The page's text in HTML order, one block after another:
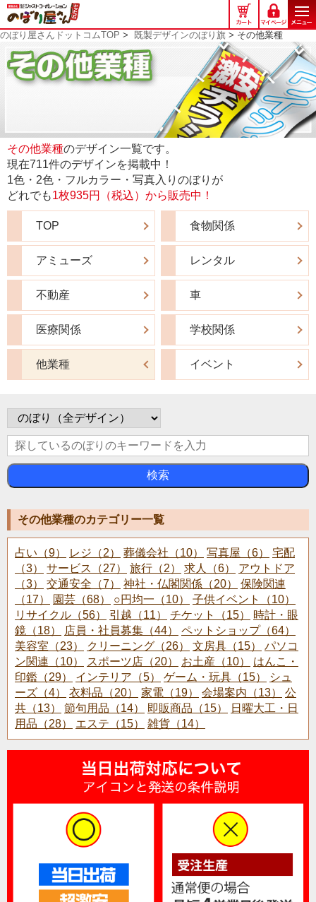
の
ぼ
り
屋
さ
ト
コ
ム
のぼり屋さんドットコムTOP > 既製デザインのぼり旗 > その他業種
その他業種のデザイン一覧です。
現在711件のデザインを掲載中！
1色・2色・フルカラー・写真入りのぼりが
どれでも1枚935円（税込）から販売中！
TOP
アミューズ
不動産
医療関係
他業種
食物関係
レンタル
車
学校関係
イベント
検索
その他業種のカテゴリー一覧
占い（9） レジ（2） 葬儀会社（10） 写真屋（6）
宅配
（3）
サービス（27） 旅行（2） 求人（6）
アウトドア
（3）
交通安全（7） 神社・仏閣関係（20）
保険関連
（17）
園芸（68） ○円均一（10）
子供イベント（10）
リサイクル（56）
引越（11） チケット（15）
時計・眼
鏡（18）
店員・社員募集（44）
ペットショップ（64）
美容室（23）
クリーニング（26） 文房具（15）
パソコ
ン関連（10）
スポーツ店（20） お土産（10）
はんこ・
印鑑（29）
インテリア（5） ゲーム・玩具（15）
シュ
ーズ（4）
衣料品（20） 家電（19） 会場案内（13）
公
共（13）
節句用品（14） 即販商品（15）
日曜大工・日
用品（28）
エステ（15） 雑貨（14）